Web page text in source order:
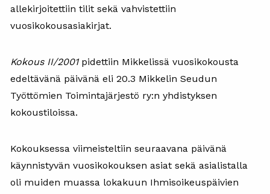
allekirjoitettiin tilit sekä vahvistettiin
vuosikokousasiakirjat.
Kokous II/2001pidettiin Mikkelissä vuosikokousta
edeltävänä päivänä eli 20.3 Mikkelin Seudun
Työttömien Toimintajärjestö ry:n yhdistyksen
kokoustiloissa.
Kokouksessa viimeisteltiin seuraavana päivänä
käynnistyvän vuosikokouksen asiat sekä asialistalla
oli muiden muassa lokakuun Ihmisoikeuspäivien